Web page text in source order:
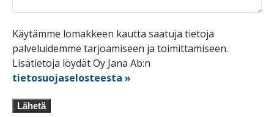
Käytämme lomakkeen kautta saatuja tietoja
palveluidemme tarjoamiseen ja toimittamiseen.
Lisätietoja löydät Oy Jana Ab:n
tietosuojaselosteesta »
Lähetä